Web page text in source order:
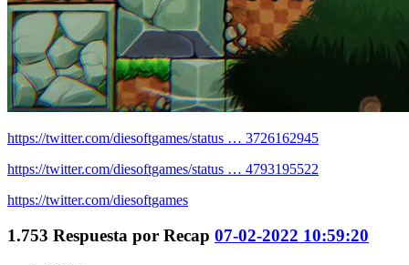
https://twitter.com/diesoftgames/status … 3726162945
https://twitter.com/diesoftgames/status … 4793195522
https://twitter.com/diesoftgames
1.753 Respuesta por Recap 07-02-2022 10:59:20